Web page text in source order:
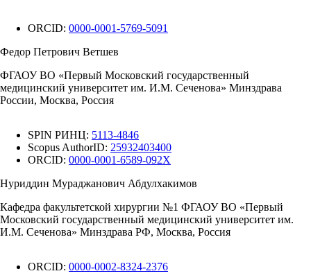
ORCID: 0000-0001-5769-5091
Федор Петрович Ветшев
ФГАОУ ВО «Первый Московский государственный
медицинский университет им. И.М. Сеченова» Минздрава
России, Москва, Россия
SPIN РИНЦ: 5113-4846
Scopus AuthorID: 25932403400
ORCID: 0000-0001-6589-092X
Нуриддин Мураджанович Абдулхакимов
Кафедра факультетской хирургии №1 ФГАОУ ВО «Первый
Московский государственный медицинский университет им.
И.М. Сеченова» Минздрава РФ, Москва, Россия
ORCID: 0000-0002-8324-2376